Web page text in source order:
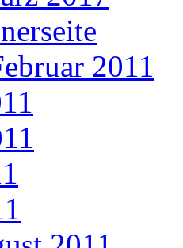
2011